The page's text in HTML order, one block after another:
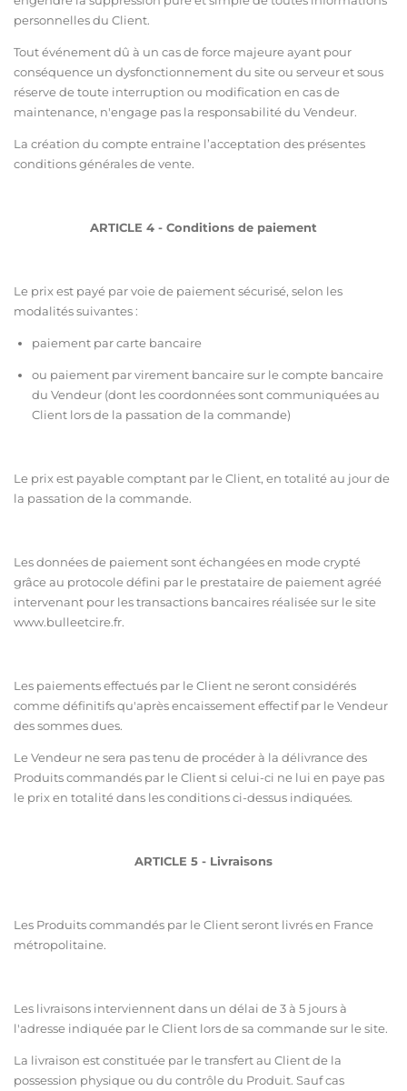
personnelles du Client.
Tout événement dû à un cas de force majeure ayant pour
conséquence un dysfonctionnement du site ou serveur et sous
réserve de toute interruption ou modification en cas de
maintenance, n'engage pas la responsabilité du Vendeur.
La création du compte entraine l’acceptation des présentes
conditions générales de vente.
ARTICLE 4 - Conditions de paiement
Le prix est payé par voie de paiement sécurisé, selon les
modalités suivantes :
paiement par carte bancaire
ou paiement par virement bancaire sur le compte bancaire
du Vendeur (dont les coordonnées sont communiquées au
Client lors de la passation de la commande)
Le prix est payable comptant par le Client, en totalité au jour de
la passation de la commande.
Les données de paiement sont échangées en mode crypté
grâce au protocole défini par le prestataire de paiement agréé
intervenant pour les transactions bancaires réalisée sur le site
www.bulleetcire.fr.
Les paiements effectués par le Client ne seront considérés
comme définitifs qu'après encaissement effectif par le Vendeur
des sommes dues.
Le Vendeur ne sera pas tenu de procéder à la délivrance des
Produits commandés par le Client si celui-ci ne lui en paye pas
le prix en totalité dans les conditions ci-dessus indiquées.
ARTICLE 5 - Livraisons
Les Produits commandés par le Client seront livrés en France
métropolitaine.
Les livraisons interviennent dans un délai de 3 à 5 jours à
l'adresse indiquée par le Client lors de sa commande sur le site.
La livraison est constituée par le transfert au Client de la
possession physique ou du contrôle du Produit. Sauf cas